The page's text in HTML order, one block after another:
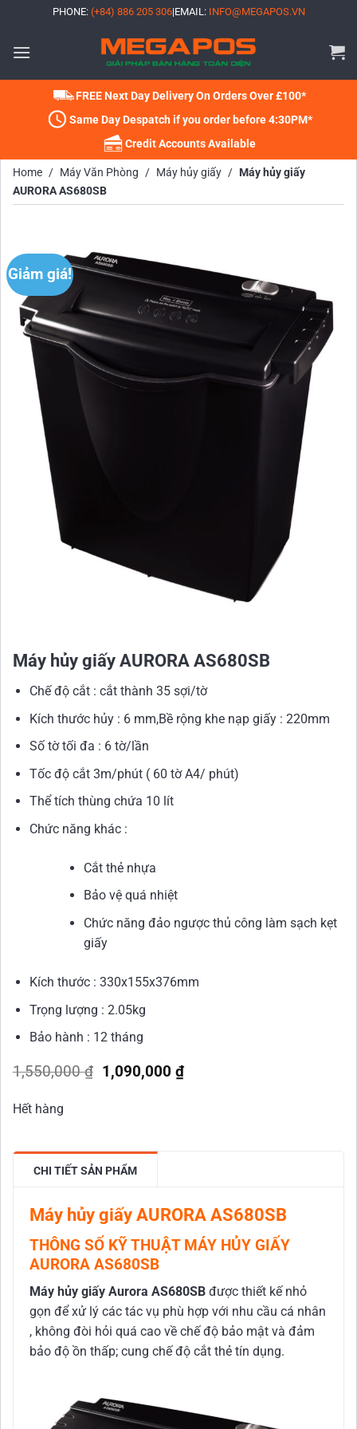
nội
PHONE: (+84) 886 205 306|EMAIL: INFO@MEGAPOS.VN
FREE Next Day Delivery On Orders Over £100*
Same Day Despatch if you order before 4:30PM*
Credit Accounts Available
Home / Máy Văn Phòng / Máy hủy giấy / Máy hủy giấy
AURORA AS680SB
Giảm giá!
Máy hủy giấy AURORA AS680SB
Chế độ cắt : cắt thành 35 sợi/tờ
Kích thước hủy : 6 mm,Bề rộng khe nạp giấy : 220mm
Số tờ tối đa : 6 tờ/lần
Tốc độ cắt 3m/phút ( 60 tờ A4/ phút)
Thể tích thùng chứa 10 lít
Chức năng khác :
Cắt thẻ nhựa
Bảo vệ quá nhiệt
Chức năng đảo ngược thủ công làm sạch kẹt
giấy
Kích thước : 330x155x376mm
Trọng lượng : 2.05kg
Bảo hành : 12 tháng
1,550,000₫ Giá
gốc
1,090,000 ₫Giá
hiện
Hết hàng
CHI TIẾT SẢN PHẨM
Máy hủy giấy AURORA AS680SB
THÔNG SỐ KỸ THUẬT MÁY HỦY GIẤY
AURORA AS680SB
Máy hủy giấy Aurora AS680SBđược thiết kế nhỏ
gọn để xử lý các tác vụ phù hợp với nhu cầu cá nhân
, không đòi hỏi quá cao về chế độ bảo mật và đảm
bảo độ ồn thấp; cung chế độ cắt thẻ tín dụng.